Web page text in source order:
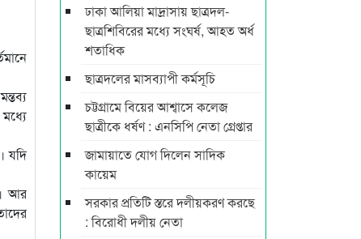
যদি
আর
ঢাকা আলিয়া মাদ্রাসায় ছাত্রদল-
ছাত্রশিবিরের মধ্যে সংঘর্ষ, আহত অর্ধ
শতাধিক
ছাত্রদলের মাসব্যাপী কর্মসূচি
চট্টগ্রামে বিয়ের আশ্বাসে কলেজ
ছাত্রীকে ধর্ষণ : এনসিপি নেতা গ্রেপ্তার
জামায়াতে যোগ দিলেন সাদিক
কায়েম
সরকার প্রতিটি স্তরে দলীয়করণ করছে
: বিরোধী দলীয় নেতা